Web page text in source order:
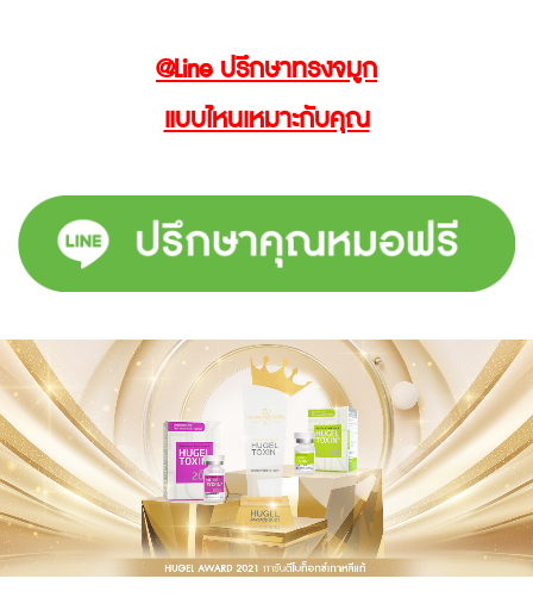
@Line ปรึกษาทรงจมูก
แบบไหนเหมาะกับคุณ